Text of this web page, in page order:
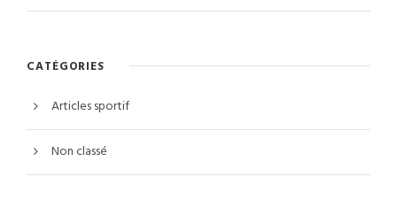
CATÉGORIES
Articles sportif
Non classé